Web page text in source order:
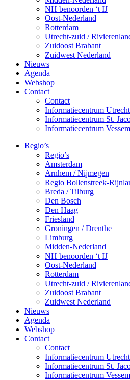
NH benoorden ‘t IJ
Oost-Nederland
Rotterdam
Utrecht-zuid /
Zuidoost Brabant
Zuidwest Nederland
Nieuws
Agenda
Webshop
Contact
Contact
Informatiecentrum Utrecht
Informatiecentrum St.
Informatiecentrum Vessem
Regio’s
Regio’s
Amsterdam
Arnhem / Nijmegen
Regio Bollenstreek-
Breda / Tilburg
Den Bosch
Den Haag
Friesland
Groningen / Drenthe
Limburg
Midden-Nederland
NH benoorden ‘t IJ
Oost-Nederland
Rotterdam
Utrecht-zuid /
Zuidoost Brabant
Zuidwest Nederland
Nieuws
Agenda
Webshop
Contact
Contact
Informatiecentrum Utrecht
Informatiecentrum St.
Informatiecentrum Vessem